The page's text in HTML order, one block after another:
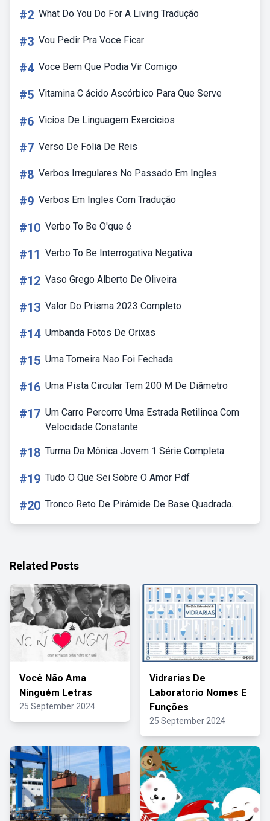
#2 What Do You Do For A Living Tradução
#3 Vou Pedir Pra Voce Ficar
#4 Voce Bem Que Podia Vir Comigo
#5 Vitamina C ácido Ascórbico Para Que Serve
#6 Vicios De Linguagem Exercicios
#7 Verso De Folia De Reis
#8 Verbos Irregulares No Passado Em Ingles
#9 Verbos Em Ingles Com Tradução
#10 Verbo To Be O'que é
#11 Verbo To Be Interrogativa Negativa
#12 Vaso Grego Alberto De Oliveira
#13 Valor Do Prisma 2023 Completo
#14 Umbanda Fotos De Orixas
#15 Uma Torneira Nao Foi Fechada
#16 Uma Pista Circular Tem 200 M De Diâmetro
#17 Um Carro Percorre Uma Estrada Retilinea Com
Velocidade Constante
#18 Turma Da Mônica Jovem 1 Série Completa
#19 Tudo O Que Sei Sobre O Amor Pdf
#20 Tronco Reto De Pirâmide De Base Quadrada.
Related Posts
Você Não Ama
Ninguém Letras
25 September 2024
Vidrarias De
Laboratorio Nomes E
Funções
25 September 2024